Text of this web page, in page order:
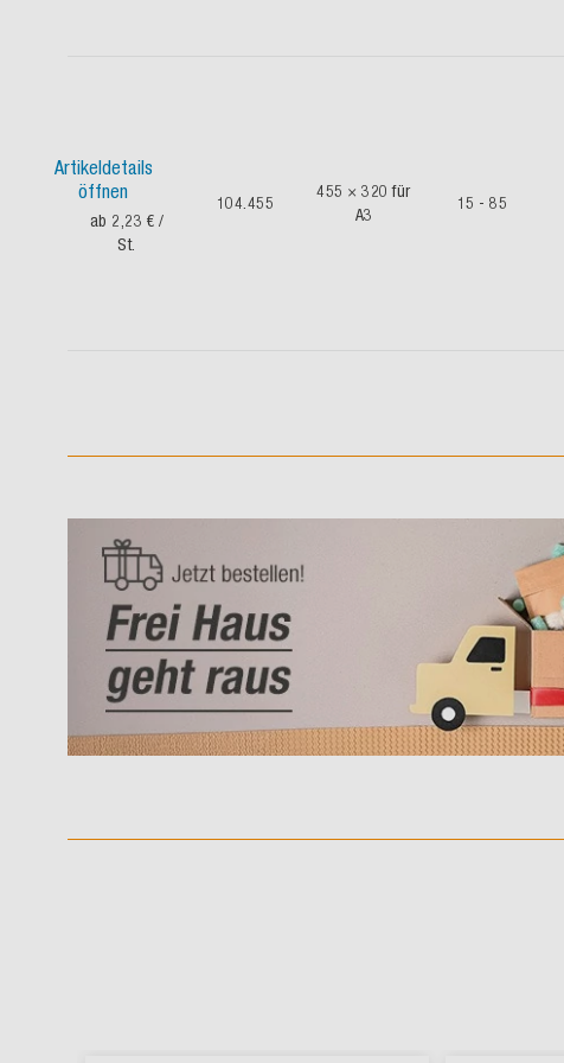
Artikeldetails
öffnen
ab 2,23 € /
St.
104.455
455 × 320 für
A3
15 - 85